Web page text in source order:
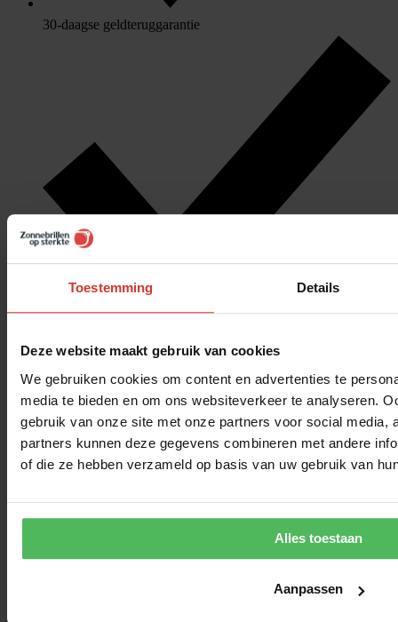
Toestemming Details
Deze website maakt gebruik van cookies
We gebruiken cookies om content en advertenties te
media te bieden en om ons websiteverkeer te analyseren.
gebruik van onze site met onze partners voor social media,
partners kunnen deze gegevens combineren met andere
of die ze hebben verzameld op basis van uw gebruik van
Alles toestaan
Aanpassen
30-daagse geldteruggarantie
Gratis verzenden & retourneren
Deskundig advies?